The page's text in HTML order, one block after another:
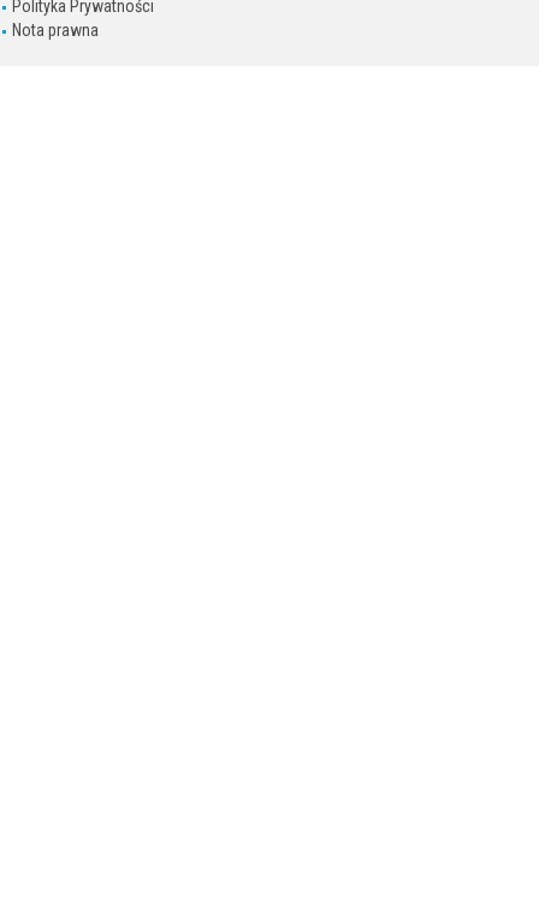
Polityka Prywatności
Nota prawna